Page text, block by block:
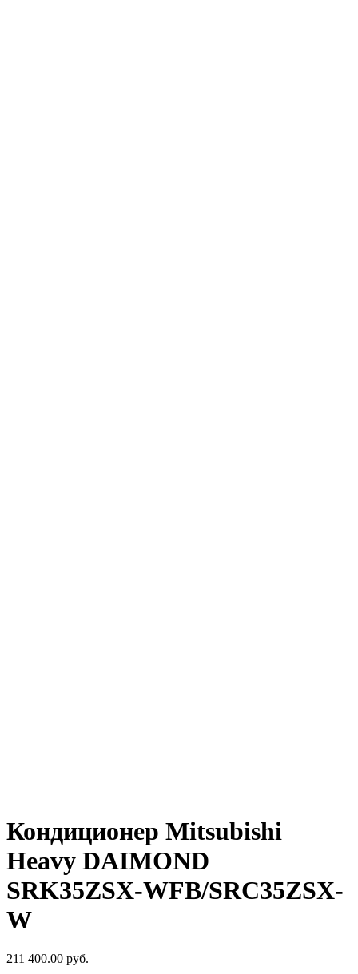
Кондиционер Mitsubishi
Heavy DAIMOND
SRK35ZSX-WFB/SRC35ZSX-
W
211 400.00 руб.